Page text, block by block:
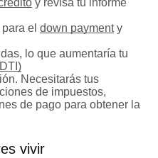
y revisa tu informe
el down paymenty
lo que aumentaría tu
Necesitarás tus
de impuestos,
de pago para obtener la
vivir